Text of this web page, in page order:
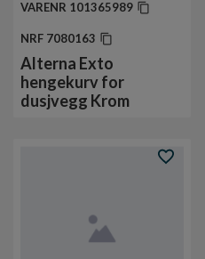
VARENR 101365989
NRF 7080163
Alterna Exto
hengekurv for
dusjvegg Krom